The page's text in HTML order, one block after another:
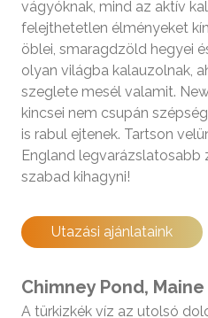
vágyóknak, mind az aktív
felejthetetlen élményeket
öblei, smaragdzöld hegyei
olyan világba kalauzolnak,
szeglete mesél valamit.
kincsei nem csupán
is rabul ejtenek. Tartson
England legvarázslatosabb
szabad kihagyni!
Utazási ajánlataink
Chimney Pond, Maine
A türkizkék víz az utolsó